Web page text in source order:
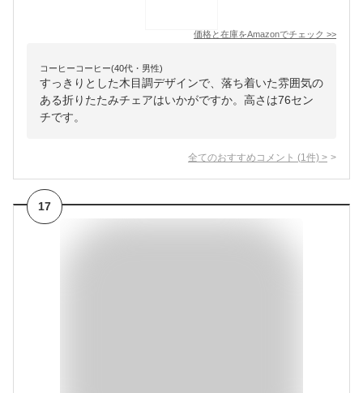
価格と在庫をAmazonでチェック >>
コーヒーコーヒー(40代・男性)
すっきりとした木目調デザインで、落ち着いた雰囲気の
ある折りたたみチェアはいかがですか。高さは76セン
チです。
全てのおすすめコメント (1 件) >
17